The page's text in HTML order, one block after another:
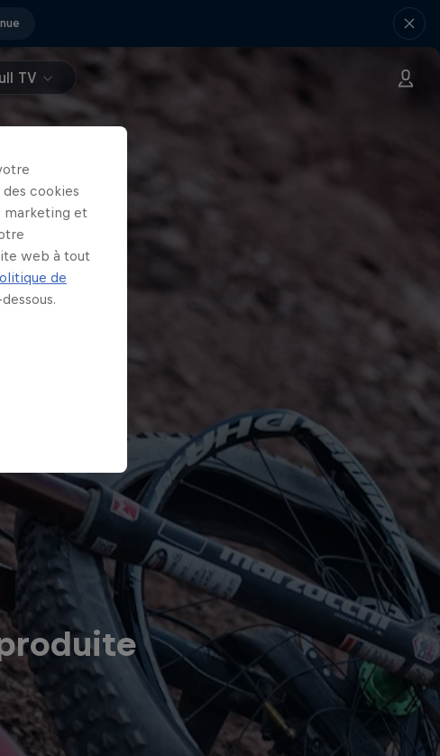
TV
cookies
marketing et
web à tout
de